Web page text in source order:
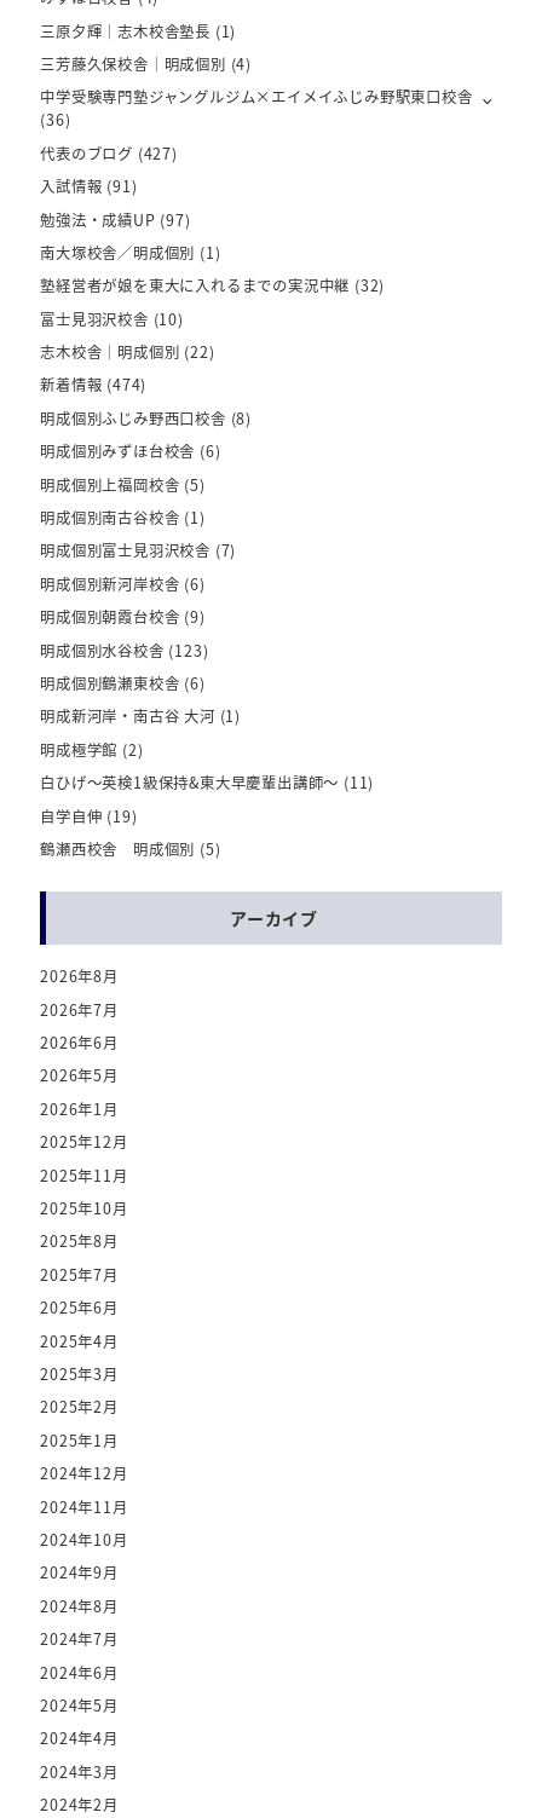
三原夕輝｜志木校舎塾長 (1)
三芳藤久保校舎｜明成個別 (4)
中学受験専門塾ジャングルジム×エイメイふじみ野駅東口校舎
(36)
代表のブログ (427)
入試情報 (91)
勉強法・成績UP (97)
南大塚校舎／明成個別 (1)
塾経営者が娘を東大に入れるまでの実況中継 (32)
富士見羽沢校舎 (10)
志木校舎｜明成個別 (22)
新着情報 (474)
明成個別ふじみ野西口校舎 (8)
明成個別みずほ台校舎 (6)
明成個別上福岡校舎 (5)
明成個別南古谷校舎 (1)
明成個別富士見羽沢校舎 (7)
明成個別新河岸校舎 (6)
明成個別朝霞台校舎 (9)
明成個別水谷校舎 (123)
明成個別鶴瀬東校舎 (6)
明成新河岸・南古谷 大河 (1)
明成極学館 (2)
白ひげ～英検1級保持&東大早慶輩出講師～ (11)
自学自伸 (19)
鶴瀬西校舎 明成個別 (5)
アーカイブ
2026年8月
2026年7月
2026年6月
2026年5月
2026年1月
2025年12月
2025年11月
2025年10月
2025年8月
2025年7月
2025年6月
2025年4月
2025年3月
2025年2月
2025年1月
2024年12月
2024年11月
2024年10月
2024年9月
2024年8月
2024年7月
2024年6月
2024年5月
2024年4月
2024年3月
2024年2月